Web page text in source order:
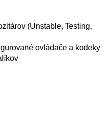
(Unstable, Testing,
ovládače a kodeky